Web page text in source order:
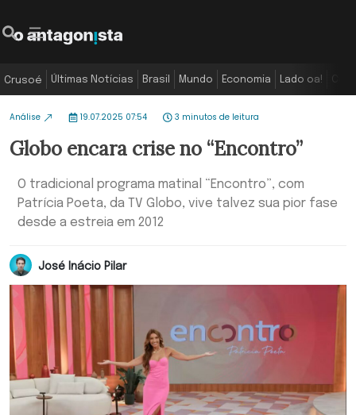
Crusoé Últimas Notícias Brasil Mundo Economia Lado oa!
Análise 19.07.2025 07:54 3 minutos de leitura
Globo encara crise no “Encontro”
O tradicional programa matinal “Encontro”, com
Patrícia Poeta, da TV Globo, vive talvez sua pior fase
desde a estreia em 2012
José Inácio Pilar